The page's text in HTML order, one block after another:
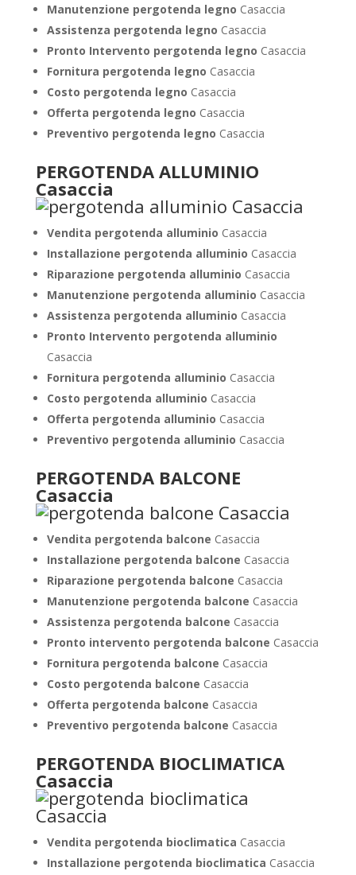
Manutenzione pergotenda legno Casaccia
Assistenza pergotenda legno Casaccia
Pronto Intervento pergotenda legno Casaccia
Fornitura pergotenda legno Casaccia
Costo pergotenda legno Casaccia
Offerta pergotenda legno Casaccia
Preventivo pergotenda legno Casaccia
PERGOTENDA ALLUMINIO
Casaccia
Vendita pergotenda alluminio Casaccia
Installazione pergotenda alluminio Casaccia
Riparazione pergotenda alluminio Casaccia
Manutenzione pergotenda alluminio Casaccia
Assistenza pergotenda alluminio Casaccia
Pronto Intervento pergotenda alluminio
Casaccia
Fornitura pergotenda alluminio Casaccia
Costo pergotenda alluminio Casaccia
Offerta pergotenda alluminio Casaccia
Preventivo pergotenda alluminio Casaccia
PERGOTENDA BALCONE
Casaccia
Vendita pergotenda balcone Casaccia
Installazione pergotenda balcone Casaccia
Riparazione pergotenda balcone Casaccia
Manutenzione pergotenda balcone Casaccia
Assistenza pergotenda balcone Casaccia
Pronto intervento pergotenda balcone Casaccia
Fornitura pergotenda balcone Casaccia
Costo pergotenda balcone Casaccia
Offerta pergotenda balcone Casaccia
Preventivo pergotenda balcone Casaccia
PERGOTENDA BIOCLIMATICA
Casaccia
Vendita pergotenda bioclimatica Casaccia
Installazione pergotenda bioclimatica Casaccia